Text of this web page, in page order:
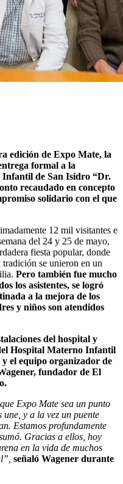
edición de Expo Mate, la
formal a la
de San Isidro “Dr.
recaudado en concepto
solidario con el que
12 mil visitantes e
del 24 y 25 de mayo,
fiesta popular, donde
se unieron en un
Pero también fue mucho
los asistentes, se logró
a la mejora de los
y niños son atendidos
del hospital y
Hospital Materno Infantil
el equipo organizador de
fundador de El
Expo Mate sea un punto
y a la vez un puente
Estamos profundamente
Gracias a ellos, hoy
en la vida de muchos
señaló Wagener durante